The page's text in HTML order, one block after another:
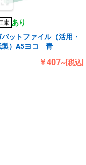
庫 あり
バットファイル（活用・
製）A5ヨコ 青
￥407~[税込]